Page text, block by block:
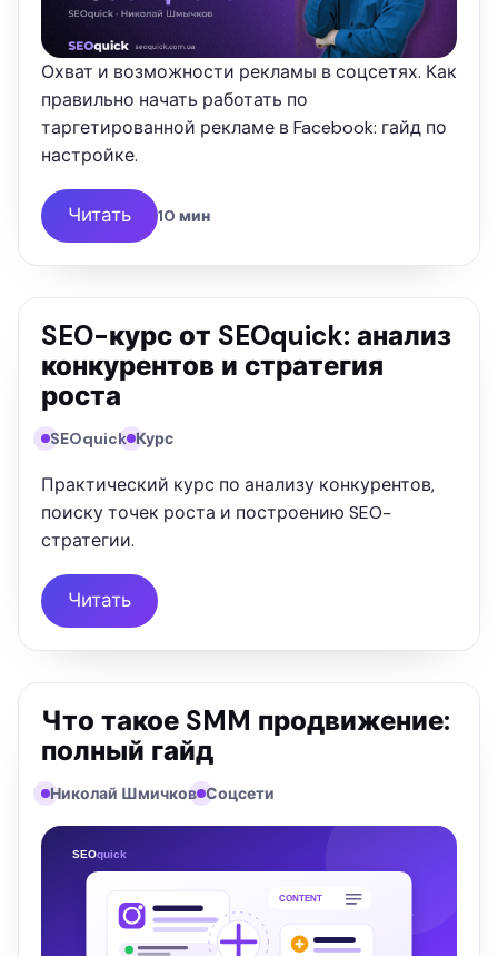
Охват и возможности рекламы в соцсетях. Как
правильно начать работать по
таргетированной рекламе в Facebook: гайд по
настройке.
Читать 10 мин
SEO-курс от SEOquick: анализ
конкурентов и стратегия
роста
SEOquick Курс
Практический курс по анализу конкурентов,
поиску точек роста и построению SEO-
стратегии.
Читать
Что такое SMM продвижение:
полный гайд
Николай Шмичков Соцсети